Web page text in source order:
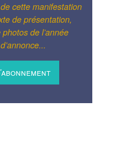
cette manifestation
de présentation,
de l’année